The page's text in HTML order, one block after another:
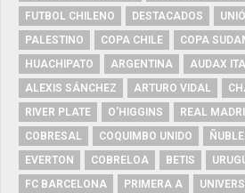
FUTBOL CHILENO
DESTACADOS
PALESTINO
COPA CHILE
COPA
HUACHIPATO
ARGENTINA
AUDAX
ALEXIS SÁNCHEZ
ARTURO VIDAL
RIVER PLATE
O'HIGGINS REAL
COBRESAL
COQUIMBO UNIDO
EVERTON
COBRELOA BETIS
FC BARCELONA
PRIMERA A